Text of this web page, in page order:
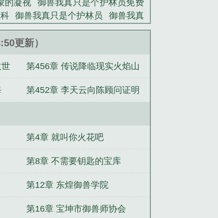
的凝视
御兽我真只是个护林员免费
御兽我真只是个护林员
御兽我真
读 御兽我真只是个护林员无错字
生之我为蚯蚓
更新）
第456章 传说降临现实火焰山
大逃亡
第452章 李天云向陈顾问证明
第4章 就叫你火花吧
第8章 不需要钥匙的宝库
第12章 东煌御兽学院
第16章 宝坤市御兽师协会